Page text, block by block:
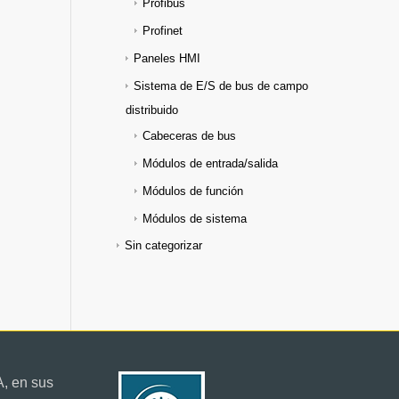
Profibus
Profinet
Paneles HMI
Sistema de E/S de bus de campo
distribuido
Cabeceras de bus
Módulos de entrada/salida
Módulos de función
Módulos de sistema
Sin categorizar
en sus